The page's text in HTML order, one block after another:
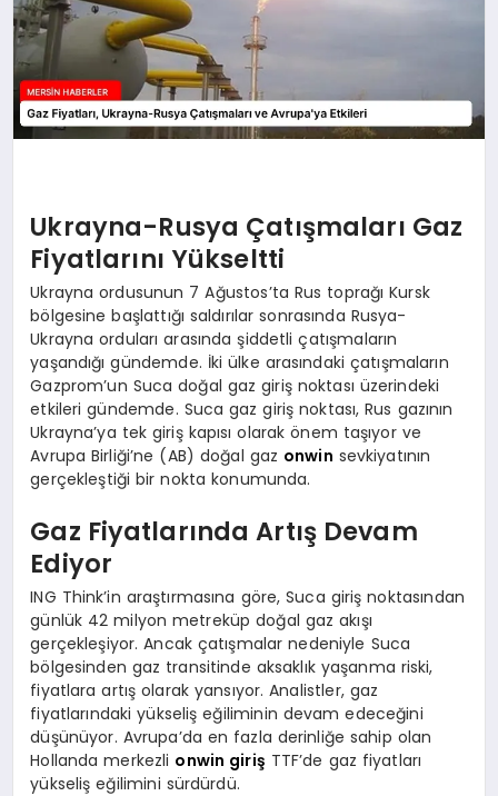
Ukrayna-Rusya Çatışmaları Gaz
Fiyatlarını Yükseltti
Ukrayna ordusunun 7 Ağustos’ta Rus toprağı Kursk
bölgesine başlattığı saldırılar sonrasında Rusya-
Ukrayna orduları arasında şiddetli çatışmaların
yaşandığı gündemde. İki ülke arasındaki çatışmaların
Gazprom’un Suca doğal gaz giriş noktası üzerindeki
etkileri gündemde. Suca gaz giriş noktası, Rus gazının
Ukrayna’ya tek giriş kapısı olarak önem taşıyor ve
Avrupa Birliği’ne (AB) doğal gaz onwin sevkiyatının
gerçekleştiği bir nokta konumunda.
Gaz Fiyatlarında Artış Devam
Ediyor
ING Think’in araştırmasına göre, Suca giriş noktasından
günlük 42 milyon metreküp doğal gaz akışı
gerçekleşiyor. Ancak çatışmalar nedeniyle Suca
bölgesinden gaz transitinde aksaklık yaşanma riski,
fiyatlara artış olarak yansıyor. Analistler, gaz
fiyatlarındaki yükseliş eğiliminin devam edeceğini
düşünüyor. Avrupa’da en fazla derinliğe sahip olan
Hollanda merkezli onwin giriş TTF’de gaz fiyatları
yükseliş eğilimini sürdürdü.